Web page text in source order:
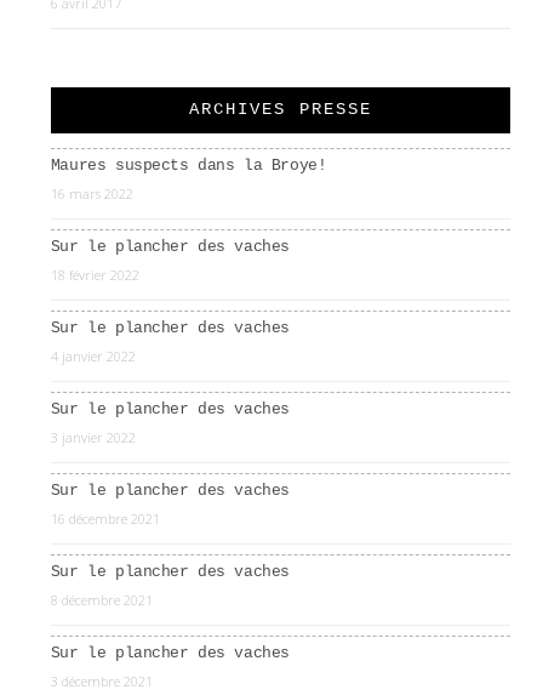
ARCHIVES PRESSE
Maures suspects dans la Broye!
16 mars 2022
Sur le plancher des vaches
18 février 2022
Sur le plancher des vaches
4 janvier 2022
Sur le plancher des vaches
3 janvier 2022
Sur le plancher des vaches
16 décembre 2021
Sur le plancher des vaches
8 décembre 2021
Sur le plancher des vaches
3 décembre 2021